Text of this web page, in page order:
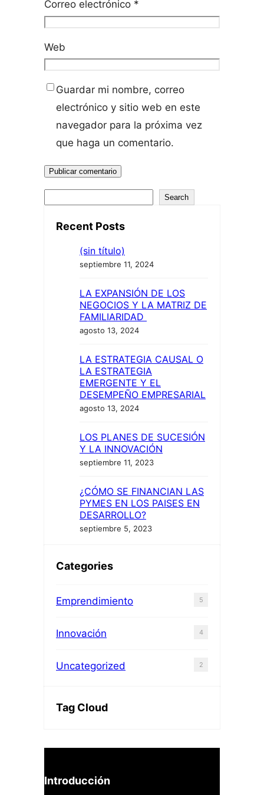
Correo electrónico *
Web
Guardar mi nombre, correo
electrónico y sitio web en este
navegador para la próxima vez
que haga un comentario.
Search
Recent Posts
(sin título)
septiembre 11, 2024
LA EXPANSIÓN DE LOS
NEGOCIOS Y LA MATRIZ DE
FAMILIARIDAD
agosto 13, 2024
LA ESTRATEGIA CAUSAL O
LA ESTRATEGIA
EMERGENTE Y EL
DESEMPEÑO EMPRESARIAL
agosto 13, 2024
LOS PLANES DE SUCESIÓN
Y LA INNOVACIÓN
septiembre 11, 2023
¿CÓMO SE FINANCIAN LAS
PYMES EN LOS PAISES EN
DESARROLLO?
septiembre 5, 2023
Categories
Emprendimiento 5
Innovación 4
Uncategorized 2
Tag Cloud
Introducción